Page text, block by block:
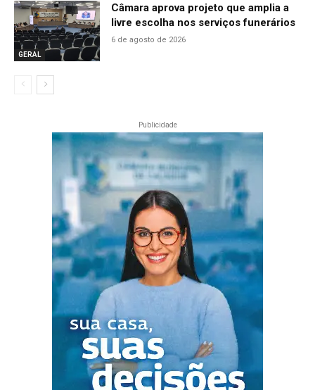
GERAL
Câmara aprova projeto que amplia a
livre escolha nos serviços funerários
6 de agosto de 2026
Publicidade